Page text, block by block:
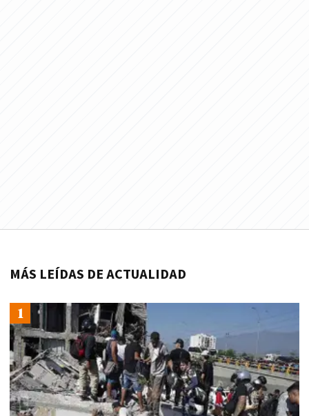
MÁS LEÍDAS DE ACTUALIDAD